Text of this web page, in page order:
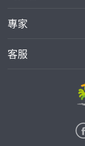
部落格
加入我們
買服務
熱門服務
專家
案件中心
客服